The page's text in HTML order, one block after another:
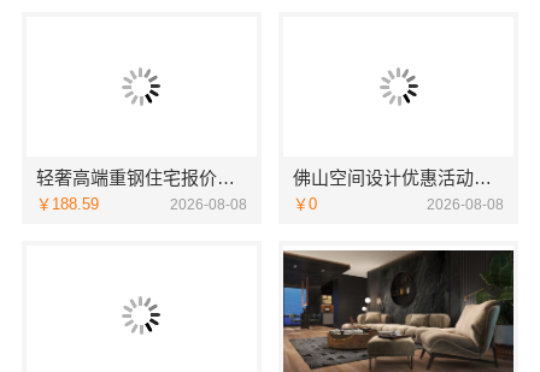
轻奢高端重钢住宅报价，云南晟构建筑建材有限公司
￥188.59 2026-08-08
佛山空间设计优惠活动售后无忧广东鼎饰空间装饰工程有限公司
￥0 2026-08-08